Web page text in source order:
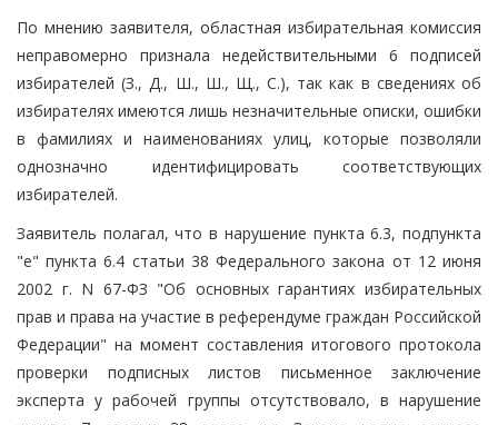
По мнению заявителя, областная избирательная комиссия
неправомерно признала недействительными 6 подписей
избирателей (З., Д., Ш., Ш., Щ., С.), так как в сведениях об
избирателях имеются лишь незначительные описки, ошибки
в фамилиях и наименованиях улиц, которые позволяли
однозначно идентифицировать соответствующих
избирателей.
Заявитель полагал, что в нарушение пункта 6.3, подпункта
"е" пункта 6.4 статьи 38 Федерального закона от 12 июня
2002 г. N 67-ФЗ "Об основных гарантиях избирательных
прав и права на участие в референдуме граждан Российской
Федерации" на момент составления итогового протокола
проверки подписных листов письменное заключение
эксперта у рабочей группы отсутствовало, в нарушение